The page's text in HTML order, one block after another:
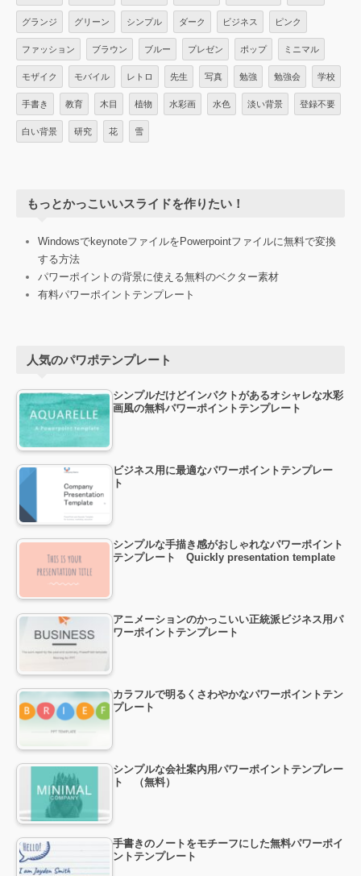
グランジ グリーン シンプル ダーク ビジネス ピンク
ファッション ブラウン ブルー プレゼン ポップ ミニマル
モザイク モバイル レトロ 先生 写真 勉強 勉強会 学校
手書き 教育 木目 植物 水彩画 水色 淡い背景 登録不要
白い背景 研究 花 雪
もっとかっこいいスライドを作りたい！
WindowsでkeynoteファイルをPowerpointファイルに無料で変換
する方法
パワーポイントの背景に使える無料のベクター素材
有料パワーポイントテンプレート
人気のパワポテンプレート
シンプルだけどインパクトがあるオシャレな水彩
画風の無料パワーポイントテンプレート
ビジネス用に最適なパワーポイントテンプレー
ト
シンプルな手描き感がおしゃれなパワーポイント
テンプレート Quickly presentation template
アニメーションのかっこいい正統派ビジネス用パ
ワーポイントテンプレート
カラフルで明るくさわやかなパワーポイントテン
プレート
シンプルな会社案内用パワーポイントテンプレー
ト （無料）
手書きのノートをモチーフにした無料パワーポイ
ントテンプレート